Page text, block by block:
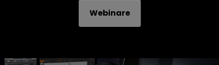
Webinare